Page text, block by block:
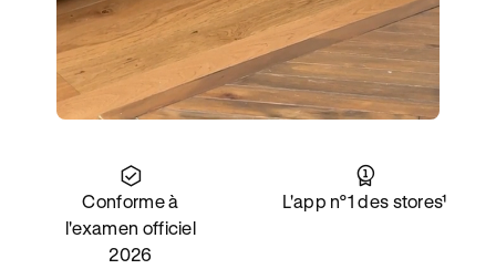
+2400 CANDIDATS À PAU
Conforme à
l'examen officiel
2026
L'app n°1 des stores¹